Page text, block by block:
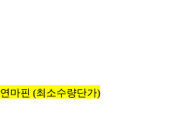
연마핀 (최소수량단가)